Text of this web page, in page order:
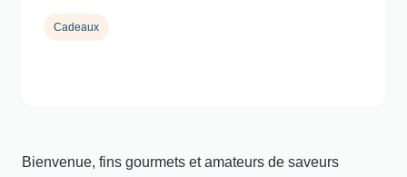
Bienvenue, fins gourmets et amateurs de saveurs
Cadeaux